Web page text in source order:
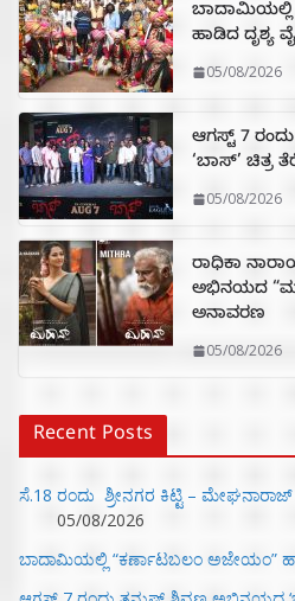
ಬಾದಾಮಿಯಲ್ಲಿ
ಹಾಡಿದ ದೃಶ್ಯ
05/08/2026
ಆಗಸ್ಟ್ 7
‘ಬಾಸ್’ ಚಿತ್ರ
05/08/2026
ರಾಧಿಕಾ
ಅಭಿನಯದ
ಅನಾವರಣ
05/08/2026
Recent Posts
ಸೆ.18 ರಂದು ಶ್ರೀನಗರ ಕಿಟ್ಟಿ –
05/08/2026
ಬಾದಾಮಿಯಲ್ಲಿ “ಕರ್ಣಾಟಬಲಂ ಅಜೇಯಂ”